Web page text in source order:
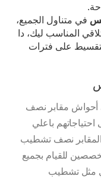
في متناول الجميع،
المناسب ليك، دا
على فترات
أحواش مقابر نصف
باعلي
المقابر نصف تشطيب
للقيام بجميع
مثل تشطيب